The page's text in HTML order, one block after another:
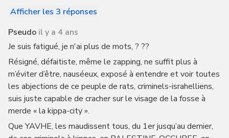
Afficher les 3 réponses
Pseudo il y a 4 ans
Je suis fatigué, je n'ai plus de mots, ? ??
Résigné, défaitiste, même le zapping, ne suffit plus à
m’éviter d’être, nauséeux, exposé à entendre et voir toutes
les abjections de ce peuple de rats, criminels-israhelliens,
suis juste capable de cracher sur le visage de la fosse à
merde « la kippa-city ».
Que YAVHE, les maudissent tous, du 1er jusqu’au dernier,